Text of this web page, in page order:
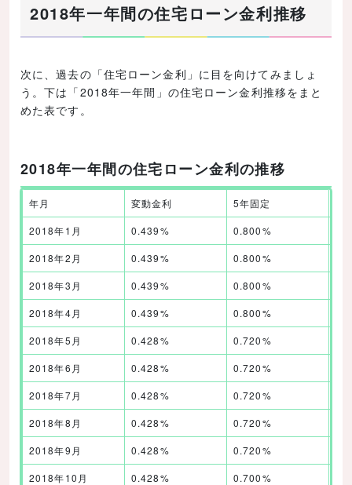
2018年一年間の住宅ローン金利推移
次に、過去の「住宅ローン金利」に目を向けてみましょ
う。下は「2018年一年間」の住宅ローン金利推移をまと
めた表です。
2018年一年間の住宅ローン金利の推移
年月 変動金利 5年固定
2018年1月 0.439% 0.800%
2018年2月 0.439% 0.800%
2018年3月 0.439% 0.800%
2018年4月 0.439% 0.800%
2018年5月 0.428% 0.720%
2018年6月 0.428% 0.720%
2018年7月 0.428% 0.720%
2018年8月 0.428% 0.720%
2018年9月 0.428% 0.720%
2018年10月 0.428% 0.700%